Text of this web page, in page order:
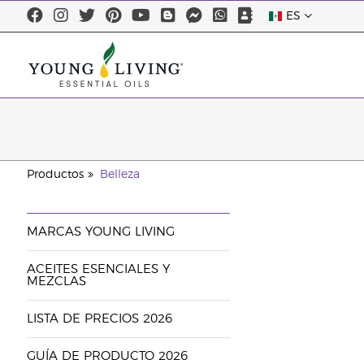
ES
Productos Belleza
MARCAS YOUNG LIVING
ACEITES ESENCIALES Y
MEZCLAS
LISTA DE PRECIOS 2026
GUÍA DE PRODUCTO 2026